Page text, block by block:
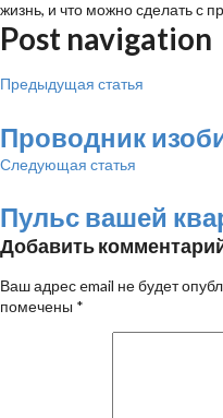
жизнь, и что можно сделать с
Post navigation
Предыдущая статья
Проводник
Следующая статья
Пульс вашей
Добавить
Ваш адрес email не будет
помечены *